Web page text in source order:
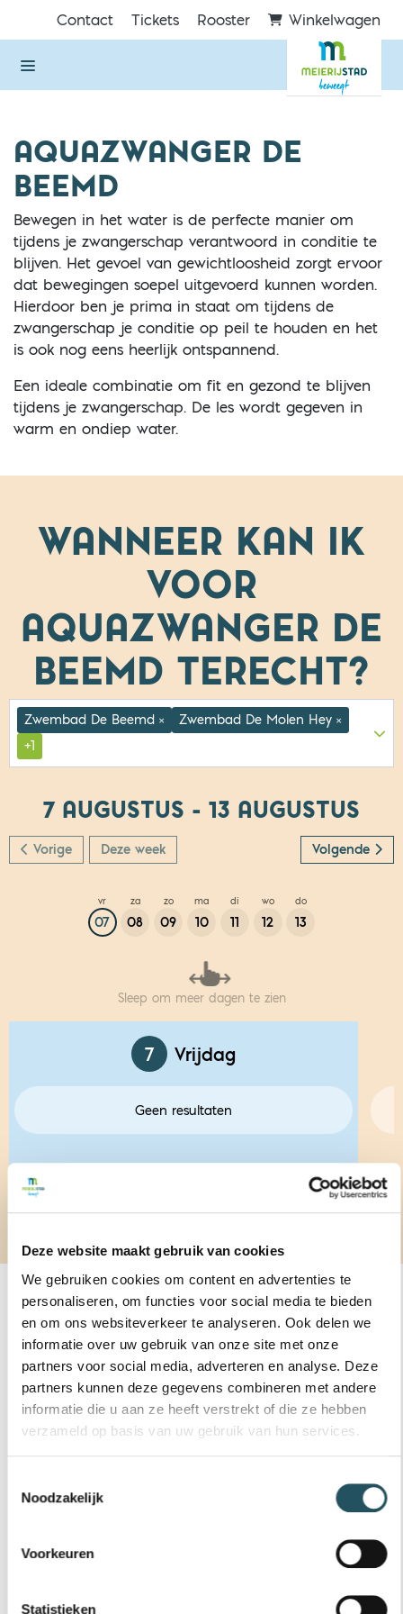
Deze website maakt gebruik van cookies
We gebruiken cookies om content en advertenties te
personaliseren, om functies voor social media te bieden
en om ons websiteverkeer te analyseren. Ook delen we
informatie over uw gebruik van onze site met onze
partners voor social media, adverteren en analyse. Deze
partners kunnen deze gegevens combineren met andere
informatie die u aan ze heeft verstrekt of die ze hebben
verzameld op basis van uw gebruik van hun services.
Noodzakelijk
Voorkeuren
Statistieken
Direct naar de inhoud van de pagina
Contact Tickets Rooster Winkelwagen
AQUAZWANGER DE
BEEMD
Bewegen in het water is de perfecte manier om
tijdens je zwangerschap verantwoord in conditie te
blijven. Het gevoel van gewichtloosheid zorgt ervoor
dat bewegingen soepel uitgevoerd kunnen worden.
Hierdoor ben je prima in staat om tijdens de
zwangerschap je conditie op peil te houden en het
is ook nog eens heerlijk ontspannend.
Een ideale combinatie om fit en gezond te blijven
tijdens je zwangerschap. De les wordt gegeven in
warm en ondiep water.
WANNEER KAN IK
VOOR
AQUAZWANGER DE
BEEMD TERECHT?
Zwembad De Beemd × Zwembad De Molen Hey ×
+1
7 AUGUSTUS - 13 AUGUSTUS
Vorige Deze week Volgende
vr
07
za
08
zo
09
ma
10
di
11
wo
12
do
13
Sleep om meer dagen te zien
7 Vrijdag
Geen resultaten
ABONNEMENTEN & TICKETS
0 - 67 jaar
12 BADENKAART GROEPSLES 45 MIN
(DE BEEMD)
€ 101,80
12 badenkaart groepsles 45 min
67+ jaar